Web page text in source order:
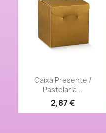
Vista rápida
Caixa Presente /
Pastelaria...
2,87 €